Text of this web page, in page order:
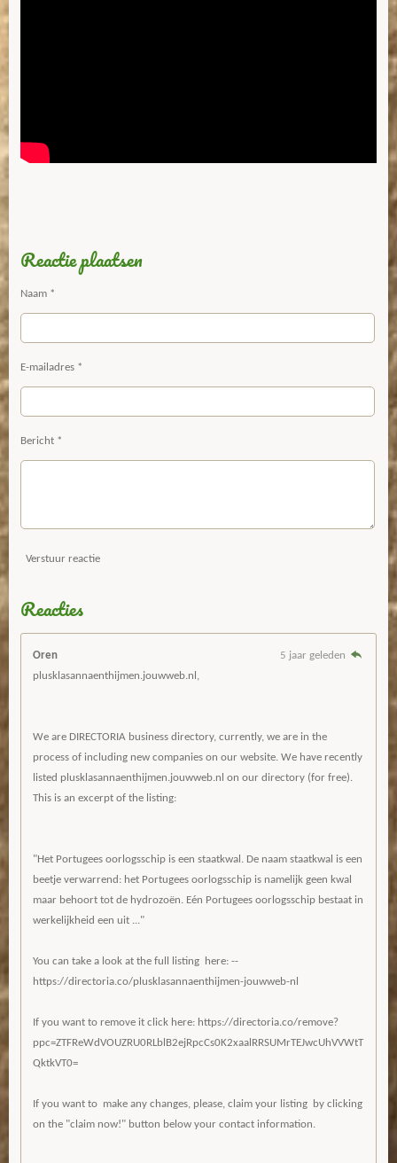
Reactie plaatsen
Naam *
E-mailadres *
Bericht *
Verstuur reactie
Reacties
Oren
5 jaar geleden
plusklasannaenthijmen.jouwweb.nl,
We are DIRECTORIA business directory, currently, we are in the
process of including new companies on our website. We have recently
listed plusklasannaenthijmen.jouwweb.nl on our directory (for free).
This is an excerpt of the listing:
"Het Portugees oorlogsschip is een staatkwal. De naam staatkwal is een
beetje verwarrend: het Portugees oorlogsschip is namelijk geen kwal
maar behoort tot de hydrozoën. Eén Portugees oorlogsschip bestaat in
werkelijkheid een uit ..."
You can take a look at the full listing here: --
https://directoria.co/plusklasannaenthijmen-jouwweb-nl
If you want to remove it click here: https://directoria.co/remove?
ppc=ZTFReWdVOUZRU0RLblB2ejRpcCs0K2xaalRRSUMrTEJwcUhVVWtT
QktkVT0=
If you want to make any changes, please, claim your listing by clicking
on the "claim now!" button below your contact information.